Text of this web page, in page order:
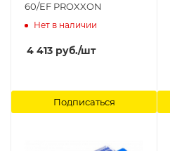
60/EF PROXXON
Нет в наличии
4 413 руб./шт
Подписаться